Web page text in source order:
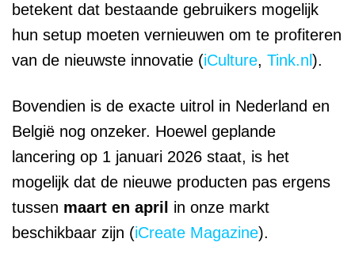
betekent dat bestaande gebruikers mogelijk
hun setup moeten vernieuwen om te profiteren
van de nieuwste innovatie (iCulture, Tink.nl ).
Bovendien is de exacte uitrol in Nederland en
België nog onzeker. Hoewel geplande
lancering op 1 januari 2026 staat, is het
mogelijk dat de nieuwe producten pas ergens
tussen maart en april
in onze markt
beschikbaar zijn (iCreate Magazine).